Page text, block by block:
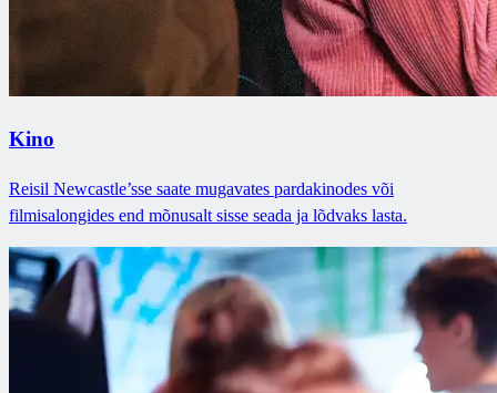
Kino
Reisil Newcastle’sse saate mugavates pardakinodes või
filmisalongides end mõnusalt sisse seada ja lõdvaks lasta.